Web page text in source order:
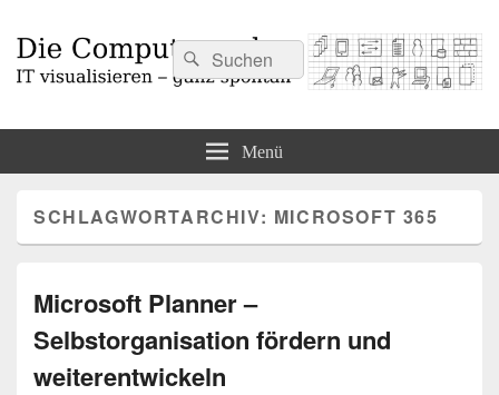
Suchen
nach:
Suchen
Menü
SCHLAGWORTARCHIV: MICROSOFT 365
Microsoft Planner –
Selbstorganisation fördern und
weiterentwickeln